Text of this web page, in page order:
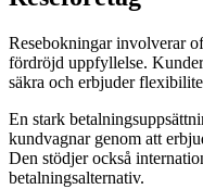
Resebokningar involverar
fördröjd uppfyllelse.
säkra och erbjuder
En stark
kundvagnar genom att
Den stödjer också
betalningsalternativ.